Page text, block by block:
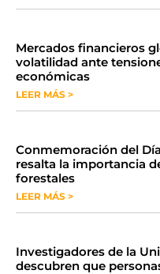
Mercados financieros
volatilidad ante
económicas
LEER MÁS >
Conmemoración del
resalta la importancia
forestales
LEER MÁS >
Investigadores de la
descubren que